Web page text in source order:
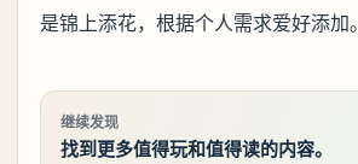
是锦上添花，根据个人需求爱好添加。
继续发现
找到更多值得玩和值得读的内容。